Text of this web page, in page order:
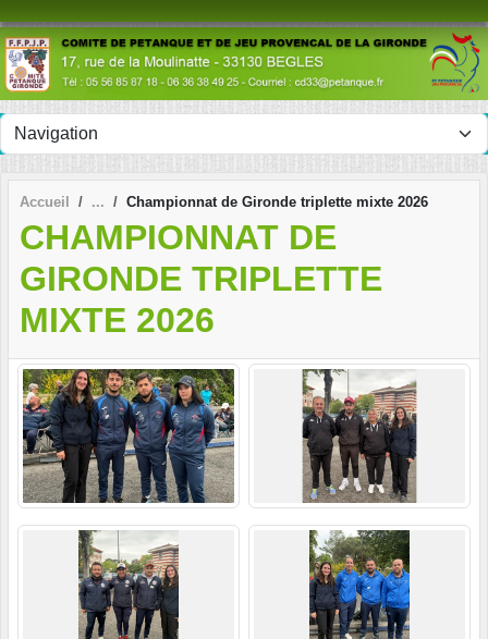
Accueil Championnat de Gironde triplette mixte 2026
CHAMPIONNAT DE
GIRONDE TRIPLETTE
MIXTE 2026